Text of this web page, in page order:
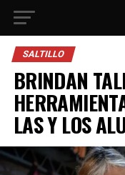
SALTILLO
BRINDAN
LAS Y LOS